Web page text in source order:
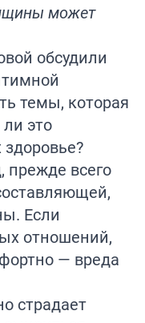
может
обсудили
темы, которая
это
здоровье?
прежде всего
Если
отношений,
— вреда
страдает